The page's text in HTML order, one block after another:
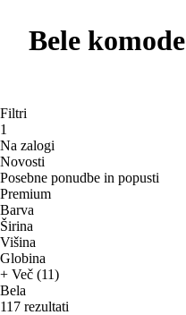
Bele komode
Filtri
1
Na zalogi
Novosti
Posebne ponudbe in popusti
Premium
Barva
Širina
Višina
Globina
+ Več (11)
Bela
117 rezultati